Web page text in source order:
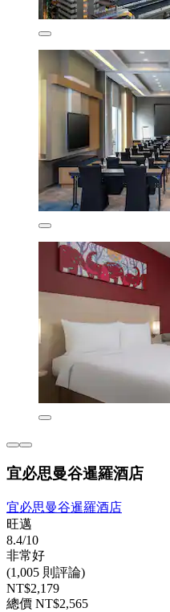
宜必思曼谷暹羅酒店
宜必思曼谷暹羅酒店
旺邁
8.4/10
非常好
(1,005 則評論)
NT$2,179
總價 NT$2,565